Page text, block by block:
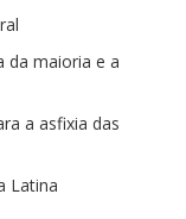
da maioria e a
a asfixia das
Latina